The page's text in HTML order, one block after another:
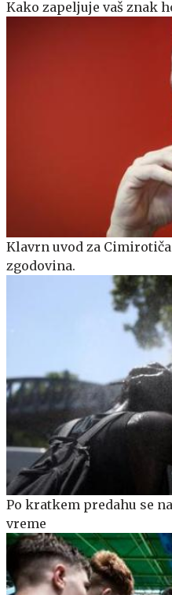
Kako zapeljuje vaš znak
Klavrn uvod za
zgodovina.
Po kratkem predahu se
vreme